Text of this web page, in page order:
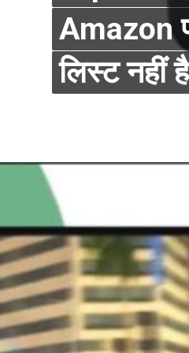
Amazon
लिस्ट नहीं
Amazon
लिस्ट नहीं